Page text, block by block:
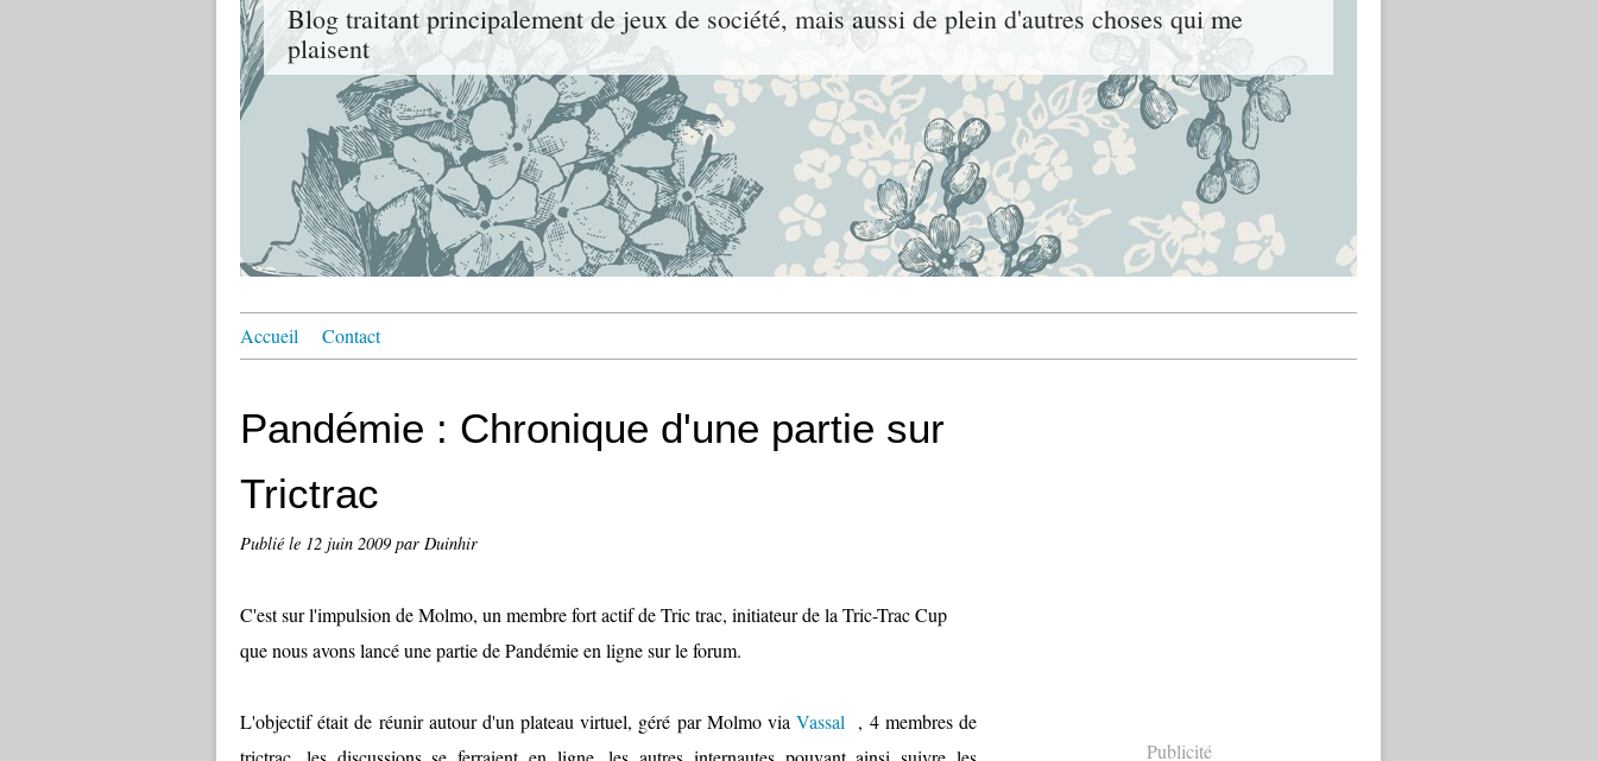
Blog traitant principalement de jeux de société, mais aussi de plein d'autres choses qui me
plaisent
Accueil Contact
Pandémie : Chronique d'une partie sur
Trictrac
Publié le 12 juin 2009 par Duinhir
C'est sur l'impulsion de Molmo, un membre fort actif de Tric trac, initiateur de la Tric-Trac Cup
que nous avons lancé une partie de Pandémie en ligne sur le forum.
L'objectif était de réunir autour d'un plateau virtuel, géré par Molmo viaVassal
, 4 membres de
Publicité